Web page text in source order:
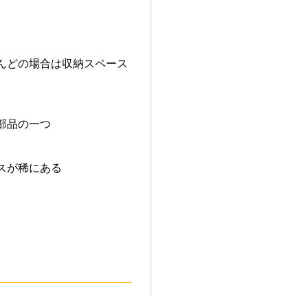
どの場合は収納スペース
品の一つ
が稀にある